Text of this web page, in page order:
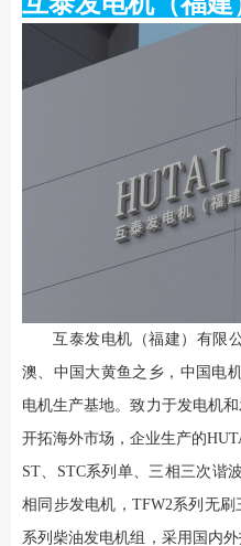
互泰发电机（福建）有限
澳、中国大黄鱼之乡，中国电
电机生产基地。致力于发电机
开拓海外市场，企业生产的
ST、STC系列单、三相三次谐
相同步发电机，TFW2系列无
系列柴油发电机组，采用国内